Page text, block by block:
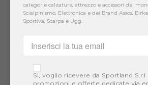
categorie calzature, attrezzo e accessori dei
Scialpinismo, Elettronica e dei Brand Assos,
Sportiva, Scarpa e Ugg.
Si, voglio ricevere da Sportland S.r.l
promozioni e offerte dedicate via